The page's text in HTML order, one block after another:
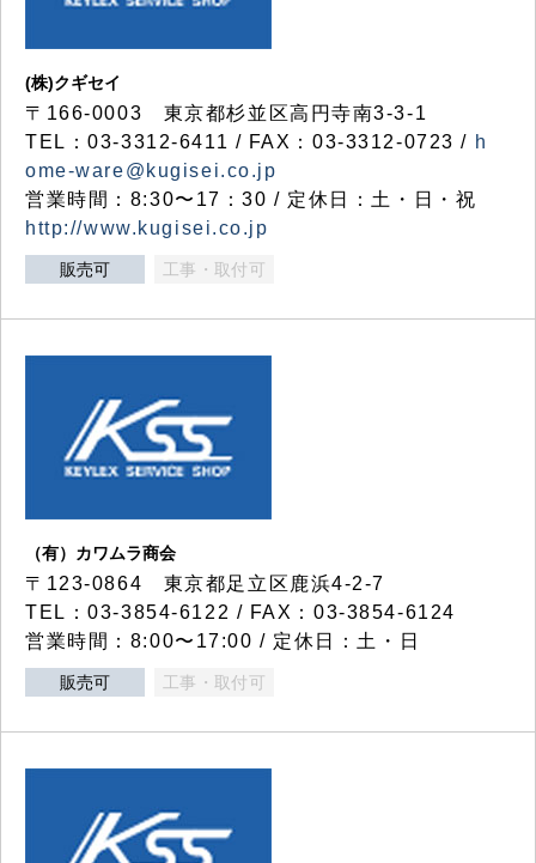
(株)クギセイ
〒166-0003 東京都杉並区高円寺南3-3-1
TEL：03-3312-6411 / FAX：03-3312-0723 / h
ome-ware@kugisei.co.jp
営業時間：8:30〜17：30 / 定休日：土・日・祝
http://www.kugisei.co.jp
販売可 工事・取付可
（有）カワムラ商会
〒123-0864 東京都足立区鹿浜4-2-7
TEL：03-3854-6122 / FAX：03-3854-6124
営業時間：8:00〜17:00 / 定休日：土・日
販売可 工事・取付可